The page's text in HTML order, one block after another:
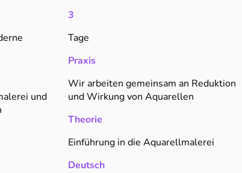
und
3
Tage
Praxis
Wir arbeiten gemeinsam an Reduktion
und Wirkung von Aquarellen
Theorie
Einführung in die Aquarellmalerei
Deutsch